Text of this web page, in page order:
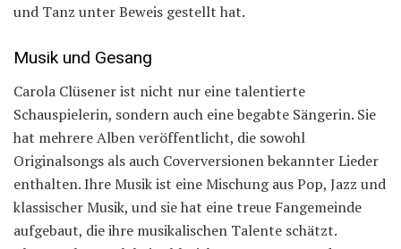
und Tanz unter Beweis gestellt hat.
Musik und Gesang
Carola Clüsener ist nicht nur eine talentierte
Schauspielerin, sondern auch eine begabte Sängerin. Sie
hat mehrere Alben veröffentlicht, die sowohl
Originalsongs als auch Coverversionen bekannter Lieder
enthalten. Ihre Musik ist eine Mischung aus Pop, Jazz und
klassischer Musik, und sie hat eine treue Fangemeinde
aufgebaut, die ihre musikalischen Talente schätzt.